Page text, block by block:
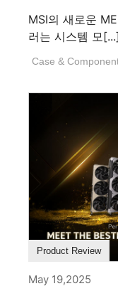
MSI의 새로운
러는 시스템 모[...]
Case &
Product Review
May 19,2025